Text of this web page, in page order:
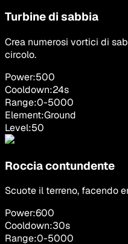
Turbine di sabbia
Crea numerosi vortici di
circolo.
Power:500
Cooldown:24s
Range:0-5000
Element:Ground
Level:50
Roccia contundente
Scuote il terreno, facendo
Power:600
Cooldown:30s
Range:0-5000